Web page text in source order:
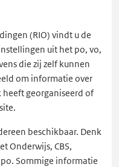
(RIO) vindt u de
uit het po, vo,
die zij zelf kunnen
om informatie over
georganiseerd of
beschikbaar. Denk
Onderwijs, CBS,
Sommige informatie